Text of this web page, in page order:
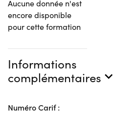
Aucune donnée n'est
encore disponible
pour cette formation
Informations
complémentaires
Numéro Carif :